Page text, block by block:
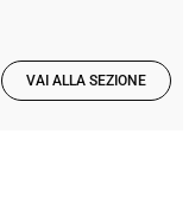
VAI ALLA SEZIONE